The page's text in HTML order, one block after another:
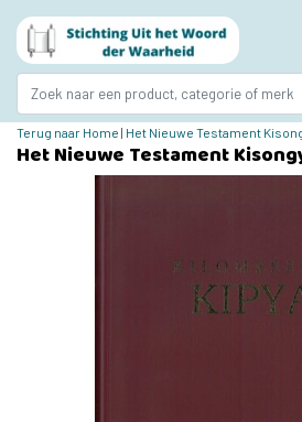
Terug naar Home | Het Nieuwe Testament
Het Nieuwe Testament